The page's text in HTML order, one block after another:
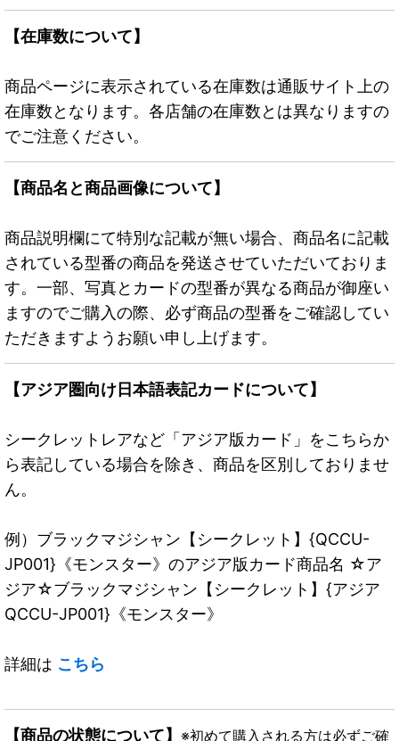
【在庫数について】
商品ページに表示されている在庫数は通販サイト上の
在庫数となります。各店舗の在庫数とは異なりますの
でご注意ください。
【商品名と商品画像について】
商品説明欄にて特別な記載が無い場合、商品名に記載
されている型番の商品を発送させていただいておりま
す。一部、写真とカードの型番が異なる商品が御座い
ますのでご購入の際、必ず商品の型番をご確認してい
ただきますようお願い申し上げます。
【アジア圏向け日本語表記カードについて】
シークレットレアなど「アジア版カード」をこちらか
ら表記している場合を除き、商品を区別しておりませ
ん。
例）ブラックマジシャン【シークレット】{QCCU-
JP001}《モンスター》のアジア版カード商品名 ☆ア
ジア☆ブラックマジシャン【シークレット】{アジア
QCCU-JP001}《モンスター》
詳細は こちら
【商品の状態について】 ※初めて購入される方は必ずご確